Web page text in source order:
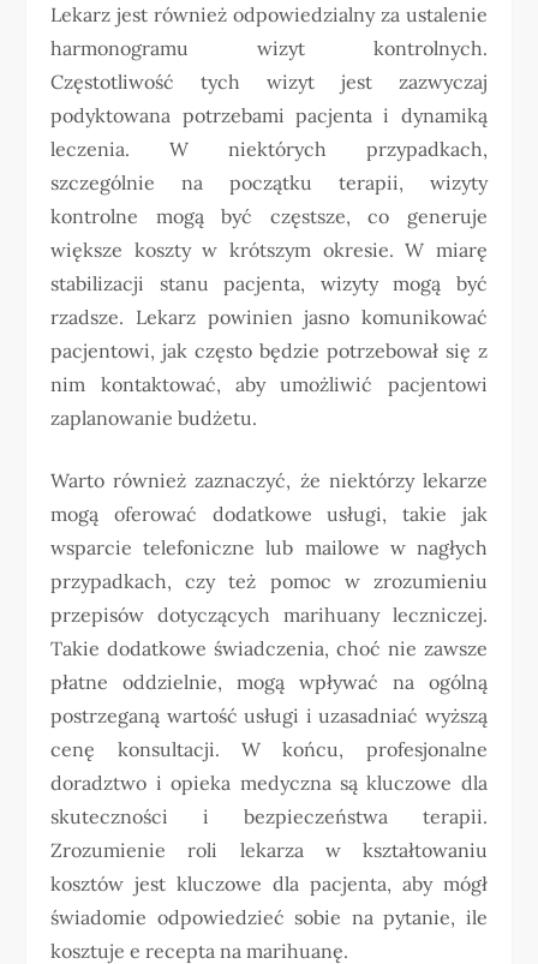
Lekarz jest również odpowiedzialny za ustalenie
harmonogramu wizyt kontrolnych.
Częstotliwość tych wizyt jest zazwyczaj
podyktowana potrzebami pacjenta i dynamiką
leczenia. W niektórych przypadkach,
szczególnie na początku terapii, wizyty
kontrolne mogą być częstsze, co generuje
większe koszty w krótszym okresie. W miarę
stabilizacji stanu pacjenta, wizyty mogą być
rzadsze. Lekarz powinien jasno komunikować
pacjentowi, jak często będzie potrzebował się z
nim kontaktować, aby umożliwić pacjentowi
zaplanowanie budżetu.
Warto również zaznaczyć, że niektórzy lekarze
mogą oferować dodatkowe usługi, takie jak
wsparcie telefoniczne lub mailowe w nagłych
przypadkach, czy też pomoc w zrozumieniu
przepisów dotyczących marihuany leczniczej.
Takie dodatkowe świadczenia, choć nie zawsze
płatne oddzielnie, mogą wpływać na ogólną
postrzeganą wartość usługi i uzasadniać wyższą
cenę konsultacji. W końcu, profesjonalne
doradztwo i opieka medyczna są kluczowe dla
skuteczności i bezpieczeństwa terapii.
Zrozumienie roli lekarza w kształtowaniu
kosztów jest kluczowe dla pacjenta, aby mógł
świadomie odpowiedzieć sobie na pytanie, ile
kosztuje e recepta na marihuanę.